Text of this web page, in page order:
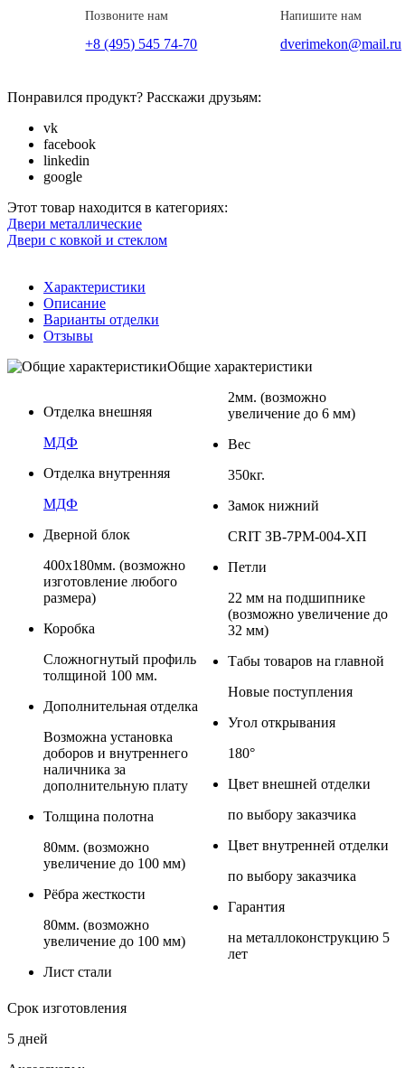
Позвоните нам
+8 (495) 545 74-70
Напишите нам
dverimekon@mail.ru
Понравился продукт? Расскажи друзьям:
vk
facebook
linkedin
google
Этот товар находится в категориях:
Двери металлические
Двери с ковкой и стеклом
Характеристики
Описание
Варианты отделки
Отзывы
Общие характеристики
Отделка внешняя
МДФ
Отделка внутренняя
МДФ
Дверной блок
400x180мм. (возможно
изготовление любого
размера)
Коробка
Сложногнутый профиль
толщиной 100 мм.
Дополнительная отделка
Возможна установка
доборов и внутреннего
наличника за
дополнительную плату
Толщина полотна
80мм. (возможно
увеличение до 100 мм)
Рёбра жесткости
80мм. (возможно
увеличение до 100 мм)
Лист стали
2мм. (возможно
увеличение до 6 мм)
Вес
350кг.
Замок нижний
CRIT ЗВ-7РМ-004-ХП
Петли
22 мм на подшипнике
(возможно увеличение до
32 мм)
Табы товаров на главной
Новые поступления
Угол открывания
180°
Цвет внешней отделки
по выбору заказчика
Цвет внутренней отделки
по выбору заказчика
Гарантия
на металлоконструкцию 5
лет
Срок изготовления
5 дней